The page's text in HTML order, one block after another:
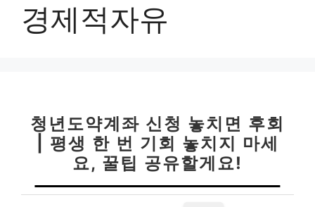
경제적자유
청년도약계좌 신청 놓치면 후회
| 평생 한 번 기회 놓치지 마세
요, 꿀팁 공유할게요!